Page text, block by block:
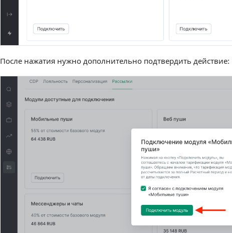
После нажатия нужно дополнительно подтвердить действие: